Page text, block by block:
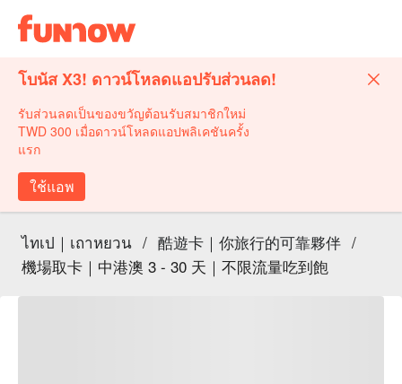
โบนัส X3! ดาวน์โหลดแอปรับส่วนลด!
รับส่วนลดเป็นของขวัญต้อนรับสมาชิกใหม่
TWD 300 เมื่อดาวน์โหลดแอปพลิเคชันครั้ง
แรก
ใช้แอพ
ไทเป｜เถาหยวน / 酷遊卡｜你旅行的可靠夥伴 /
機場取卡｜中港澳 3 - 30 天｜不限流量吃到飽